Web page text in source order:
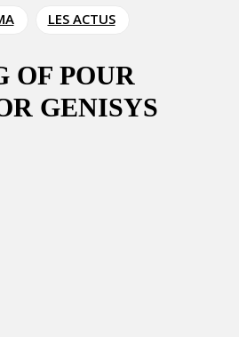
LES ACTUS
OF POUR
GENISYS